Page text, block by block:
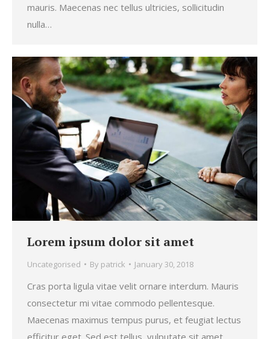
mauris. Maecenas nec tellus ultricies, sollicitudin
nulla…
Lorem ipsum dolor sit amet
Uncategorised By patrick January 30, 2018
Cras porta ligula vitae velit ornare interdum. Mauris
consectetur mi vitae commodo pellentesque.
Maecenas maximus tempus purus, et feugiat lectus
efficitur eget. Sed est tellus, vulputate sit amet